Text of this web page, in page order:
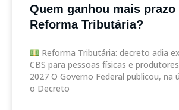
Quem ganhou mais prazo
Reforma Tributária?
Reforma Tributária: decreto adia
CBS para pessoas físicas e
2027 O Governo Federal publicou, na
o Decreto